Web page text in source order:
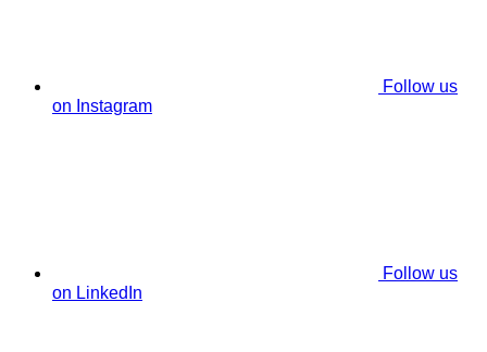
Follow us
on Instagram
Follow us
on LinkedIn